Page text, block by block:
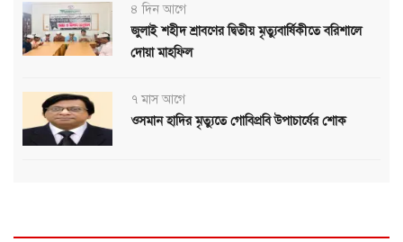
৪ দিন আগে
জুলাই শহীদ শ্রাবণের দ্বিতীয় মৃত্যুবার্ষিকীতে বরিশালে
দোয়া মাহফিল
৭ মাস আগে
ওসমান হাদির মৃত্যুতে গোবিপ্রবি উপাচার্যের শোক